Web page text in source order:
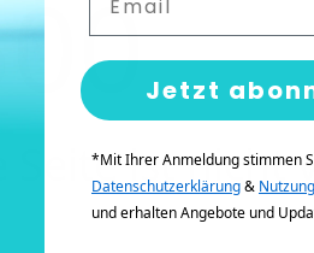
Seite ist nicht
Jetzt
*Mit Ihrer Anmeldung stimmen
Datenschutzerklärung&
und erhalten Angebote und